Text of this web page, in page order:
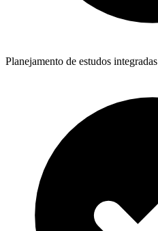
Planejamento de estudos integradas